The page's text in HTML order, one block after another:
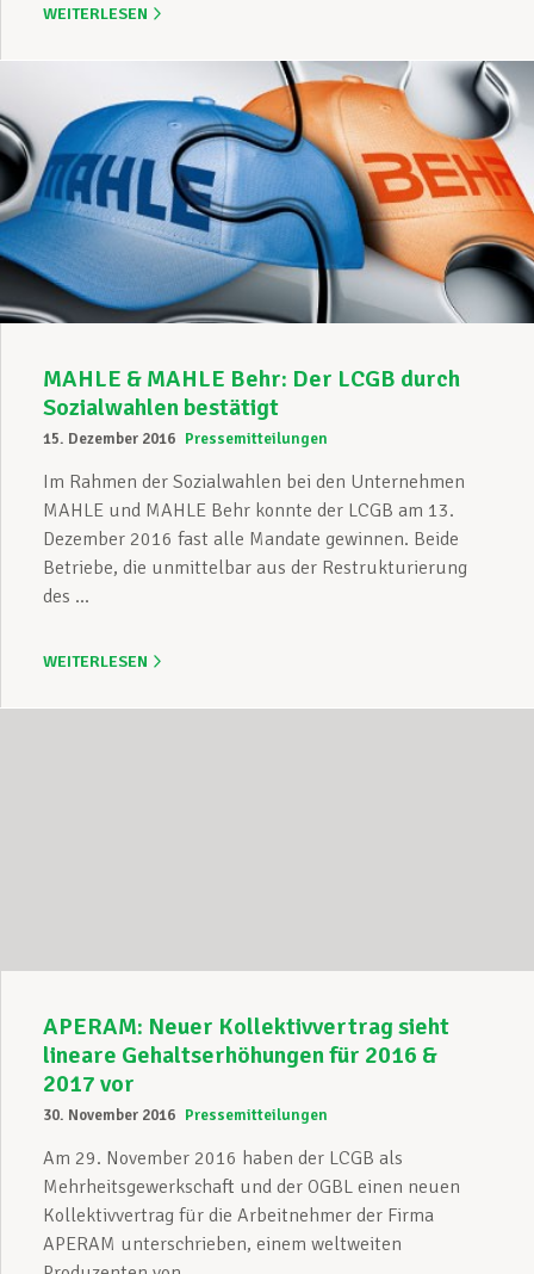
WEITERLESEN
MAHLE & MAHLE Behr: Der LCGB durch
Sozialwahlen bestätigt
15. Dezember 2016 Pressemitteilungen
Im Rahmen der Sozialwahlen bei den Unternehmen
MAHLE und MAHLE Behr konnte der LCGB am 13.
Dezember 2016 fast alle Mandate gewinnen. Beide
Betriebe, die unmittelbar aus der Restrukturierung
des ...
WEITERLESEN
APERAM: Neuer Kollektivvertrag sieht
lineare Gehaltserhöhungen für 2016 &
2017 vor
30. November 2016 Pressemitteilungen
Am 29. November 2016 haben der LCGB als
Mehrheitsgewerkschaft und der OGBL einen neuen
Kollektivvertrag für die Arbeitnehmer der Firma
APERAM unterschrieben, einem weltweiten